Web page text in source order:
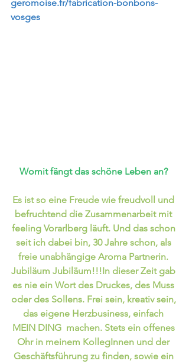
geromoise.fr/fabrication-bonbons-
vosges
Womit fängt das schöne Leben an?
Es ist so eine Freude wie freudvoll und
befruchtend die Zusammenarbeit mit
feeling Vorarlberg läuft. Und das schon
seit ich dabei bin, 30 Jahre schon, als
freie unabhängige Aroma Partnerin.
Jubiläum Jubiläum!!!In dieser Zeit gab
es nie ein Wort des Druckes, des Muss
oder des Sollens. Frei sein, kreativ sein,
das eigene Herzbusiness, einfach
MEIN DING  machen. Stets ein offenes
Ohr in meinem KollegInnen und der
Geschäftsführung zu finden, sowie ein